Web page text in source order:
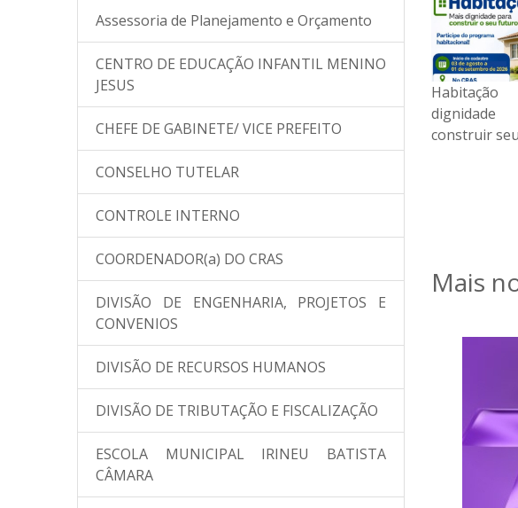
Assessoria de Planejamento e Orçamento
CENTRO DE EDUCAÇÃO INFANTIL MENINO
JESUS
CHEFE DE GABINETE/ VICE PREFEITO
CONSELHO TUTELAR
CONTROLE INTERNO
COORDENADOR(a) DO CRAS
DIVISÃO DE ENGENHARIA, PROJETOS E
CONVENIOS
DIVISÃO DE RECURSOS HUMANOS
DIVISÃO DE TRIBUTAÇÃO E FISCALIZAÇÃO
ESCOLA MUNICIPAL IRINEU BATISTA
CÂMARA
EDITAL DE
CONVOCAÇÃO N°
001/2025
CONVOCAÇÃO DE
FAMÍLIAS DE BAIXA
RENDA PA...
dignidade para
construir seu futuro
Calendário
dos
Direito
Mais